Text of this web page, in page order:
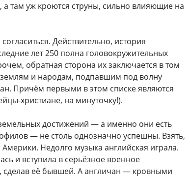
а там уж кроются струны, сильно влияющие на
Действительно, история
лет 250 полна головокружительных
обратная сторона их заключается в том
и народам, подпавшим под волну
Причём первыми в этом списке являются
христиане, на минуточку!).
достижений — а именно они есть
— не столь однозначно успешны. Взять,
Недолго музыка английская играла.
и вступила в серьёзное военное
сделав её бывшей. А англичан — кровными